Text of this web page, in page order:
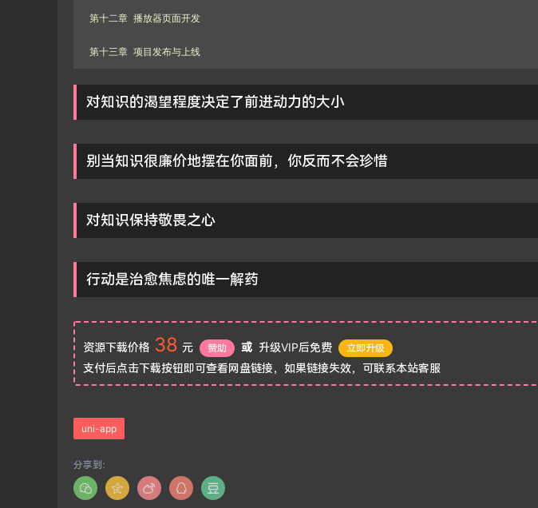
第十二章 播放器页面开发
第十三章 项目发布与上线
对知识的渴望程度决定了前进动力的大小
别当知识很廉价地摆在你面前，你反而不会珍惜
对知识保持敬畏之心
行动是治愈焦虑的唯一解药
资源下载价格 38 元 赞助 或 升级VIP后免费 立即升级
支付后点击下载按钮即可查看网盘链接，如果链接失效，可联系本站客服
uni-app
分享到：